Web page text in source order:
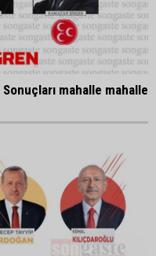
mahalle mahalle